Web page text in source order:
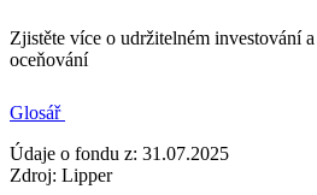
Zjistěte více o udržitelném investování
oceňování
Glosář
Údaje o fondu z: 31.07.2025
Zdroj: Lipper